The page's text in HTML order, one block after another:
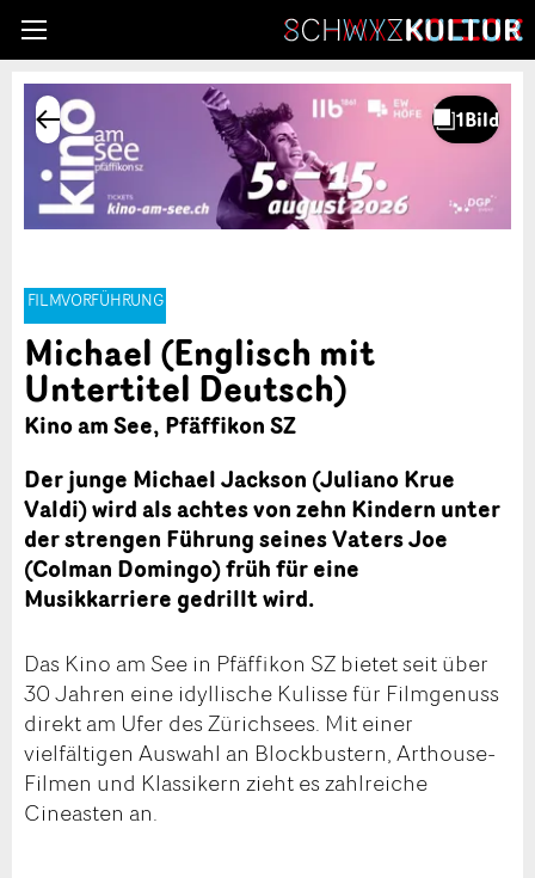
FILMVORFÜHRUNG
Michael (Englisch mit
Untertitel Deutsch)
Kino am See, Pfäffikon SZ
Der junge Michael Jackson (Juliano Krue
Valdi) wird als achtes von zehn Kindern unter
der strengen Führung seines Vaters Joe
(Colman Domingo) früh für eine
Musikkarriere gedrillt wird.
Das Kino am See in Pfäffikon SZ bietet seit über
30 Jahren eine idyllische Kulisse für Filmgenuss
direkt am Ufer des Zürichsees. Mit einer
vielfältigen Auswahl an Blockbustern, Arthouse-
Filmen und Klassikern zieht es zahlreiche
Cineasten an.